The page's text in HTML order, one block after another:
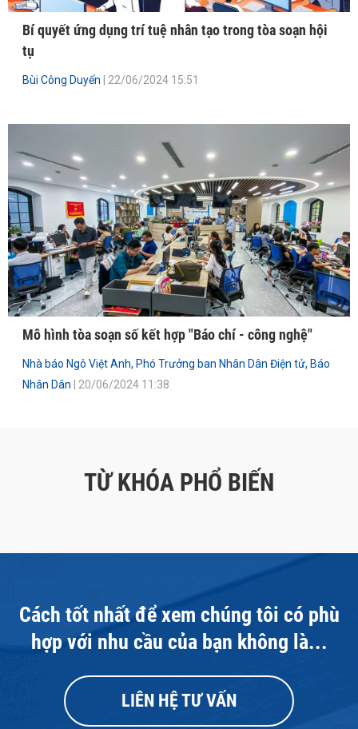
Bí quyết ứng dụng trí tuệ nhân tạo trong tòa soạn hội
tụ
Bùi Công Duyến | 22/06/2024 15:51
Mô hình tòa soạn số kết hợp "Báo chí - công nghệ"
Nhà báo Ngô Việt Anh, Phó Trưởng ban Nhân Dân Điện tử, Báo
Nhân Dân | 20/06/2024 11:38
TỪ KHÓA PHỔ BIẾN
Cách tốt nhất để xem chúng tôi có phù
hợp với nhu cầu của bạn không là...
LIÊN HỆ TƯ VẤN